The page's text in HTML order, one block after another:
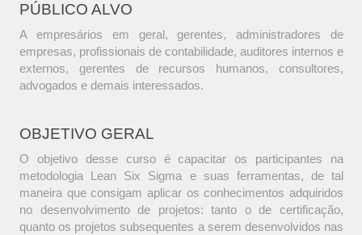
PÚBLICO ALVO
A empresários em geral, gerentes, administradores de
empresas, profissionais de contabilidade, auditores internos e
externos, gerentes de recursos humanos, consultores,
advogados e demais interessados.
OBJETIVO GERAL
O objetivo desse curso é capacitar os participantes na
metodologia Lean Six Sigma e suas ferramentas, de tal
maneira que consigam aplicar os conhecimentos adquiridos
no desenvolvimento de projetos: tanto o de certificação,
quanto os projetos subsequentes a serem desenvolvidos nas